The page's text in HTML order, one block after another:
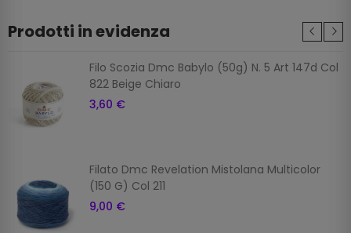
Prodotti in evidenza
Filo Scozia Dmc Babylo (50g) N. 5 Art 147d Col
822 Beige Chiaro
3,60 €
Filato Dmc Revelation Mistolana Multicolor
(150 G) Col 211
9,00 €